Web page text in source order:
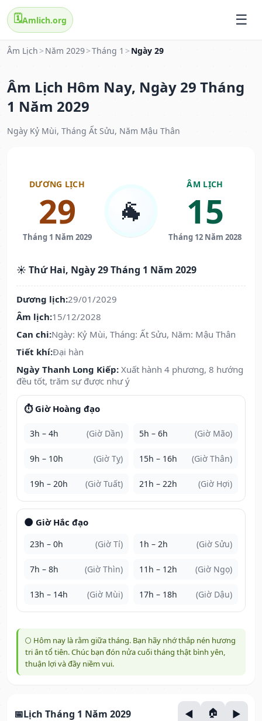
🗓️Amlich.org
Âm Lịch > Năm 2029>Tháng 1 > Ngày 29
Âm Lịch Hôm Nay, Ngày 29 Tháng
1 Năm 2029
Ngày Kỷ Mùi, Tháng Ất Sửu, Năm Mậu Thân
DƯƠNG LỊCH
29
Tháng 1 Năm 2029
🐐
ÂM LỊCH
15
Tháng 12 Năm 2028
☀️ Thứ Hai, Ngày 29 Tháng 1 Năm 2029
Dương lịch:29/01/2029
Âm lịch:15/12/2028
Can chi:Ngày: Kỷ Mùi, Tháng: Ất Sửu, Năm: Mậu Thân
Tiết khí:Đại hàn
Ngày Thanh Long Kiếp: Xuất hành 4 phương, 8 hướng
đều tốt, trăm sự được như ý
⏱️ Giờ Hoàng đạo
3h – 4h (Giờ Dần) 5h – 6h (Giờ Mão)
9h – 10h (Giờ Tỵ) 15h – 16h (Giờ Thân)
19h – 20h (Giờ Tuất) 21h – 22h (Giờ Hợi)
🌑 Giờ Hắc đạo
23h – 0h (Giờ Tí) 1h – 2h (Giờ Sửu)
7h – 8h (Giờ Thìn) 11h – 12h (Giờ Ngọ)
13h – 14h (Giờ Mùi) 17h – 18h (Giờ Dậu)
🌕 Hôm nay là rằm giữa tháng. Bạn hãy nhớ thắp nén hương
tri ân tổ tiên. Chúc bạn đón nửa cuối tháng thật bình yên,
thuận lợi và đầy niềm vui.
Lịch Tháng 1 Năm 2029